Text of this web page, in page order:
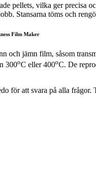
pellets, vilka ger
Stansarna töms och
Film Maker
och jämn film, såsom
300oC eller 400oC. De
för att svara på alla